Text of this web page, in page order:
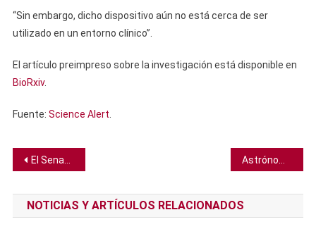
“Sin embargo, dicho dispositivo aún no está cerca de ser
utilizado en un entorno clínico”.
El artículo preimpreso sobre la investigación está disponible en
BioRxiv.
Fuente: Science Alert
Navegación
de
entradas
El Senado estadounidense aprueba la mayor inversión contra el cambio climático
NOTICIAS Y ARTÍCULOS RELACIONADOS